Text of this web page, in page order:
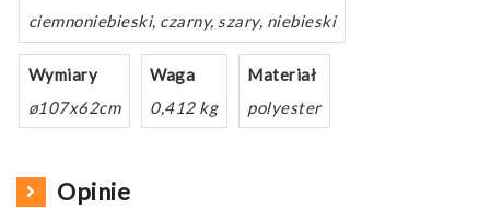
ciemnoniebieski, czarny, szary, niebieski
Wymiary
ø107x62cm
Waga
0,412 kg
Materiał
polyester
Opinie